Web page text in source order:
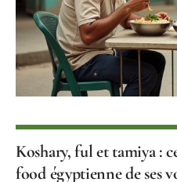
Koshary, ful et tamiya :
food égyptienne de ses